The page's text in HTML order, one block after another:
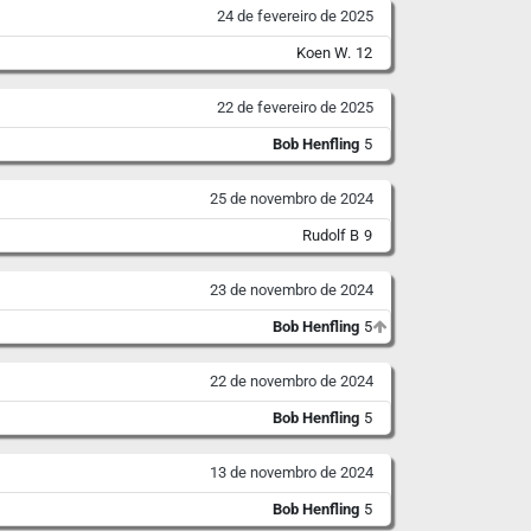
24 de fevereiro de 2025
Koen W. 12
22 de fevereiro de 2025
Bob Henfling 5
25 de novembro de 2024
Rudolf B 9
23 de novembro de 2024
Bob Henfling 5
22 de novembro de 2024
Bob Henfling 5
13 de novembro de 2024
Bob Henfling 5